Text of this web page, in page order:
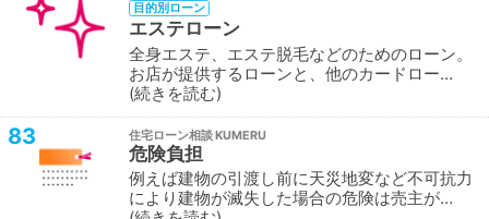
目的別ローン
エステローン
全身エステ、エステ脱毛などのためのローン。
お店が提供するローンと、他のカードロー…
続きを読む
83 住宅ローン相談
危険負担
例えば建物の引渡し前に天災地変など不可抗力
により建物が滅失した場合の危険は売主が…